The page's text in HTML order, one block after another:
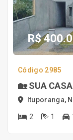
R$
Código 2985
🏡 SUA
Ituporanga,
2 1